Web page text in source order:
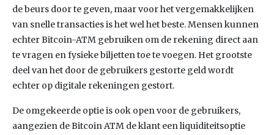
de beurs door te geven, maar voor het vergemakkelijken
van snelle transacties is het wel het beste. Mensen kunnen
echter Bitcoin-ATM gebruiken om de rekening direct aan
te vragen en fysieke biljetten toe te voegen. Het grootste
deel van het door de gebruikers gestorte geld wordt
echter op digitale rekeningen gestort.
De omgekeerde optie is ook open voor de gebruikers,
aangezien de Bitcoin ATM de klant een liquiditeitsoptie